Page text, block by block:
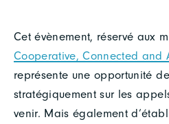
Cet évènement, réservé aux
Cooperative, Connected and
représente une opportunité
stratégiquement sur les
venir. Mais également